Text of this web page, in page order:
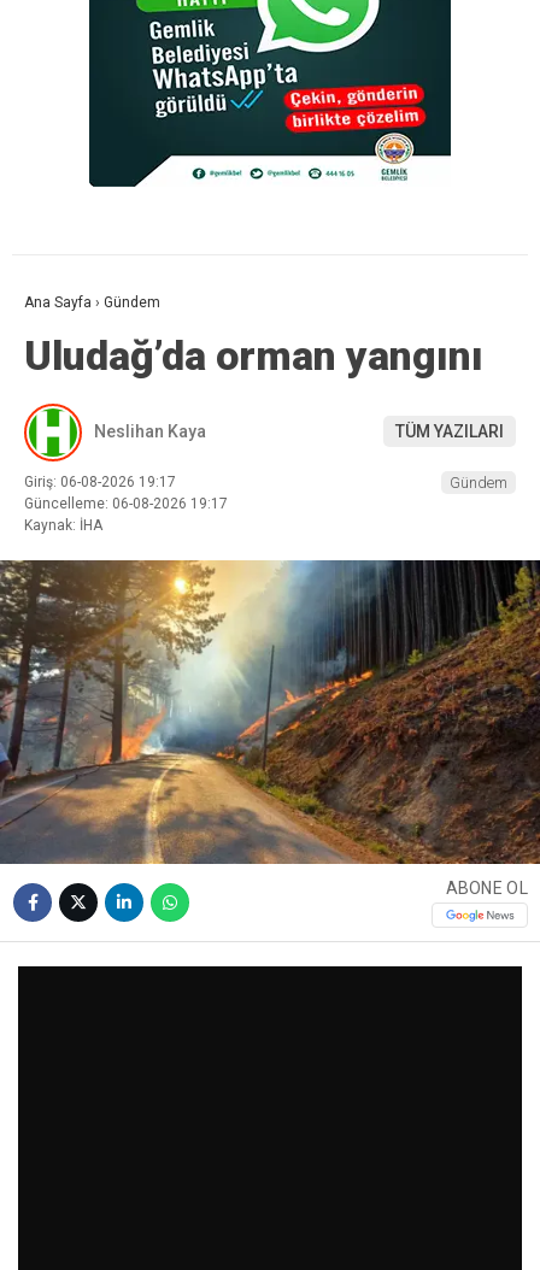
Ana Sayfa › Gündem
Uludağ’da orman yangını
Neslihan Kaya TÜM YAZILARI
Giriş: 06-08-2026 19:17
Güncelleme: 06-08-2026 19:17
Kaynak: İHA
Gündem
ABONE OL